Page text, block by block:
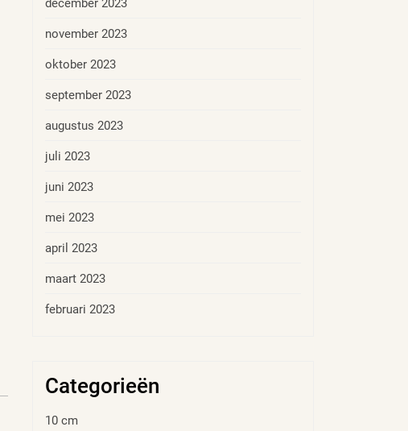
december 2023
november 2023
oktober 2023
september 2023
augustus 2023
juli 2023
juni 2023
mei 2023
april 2023
maart 2023
februari 2023
Categorieën
10 cm